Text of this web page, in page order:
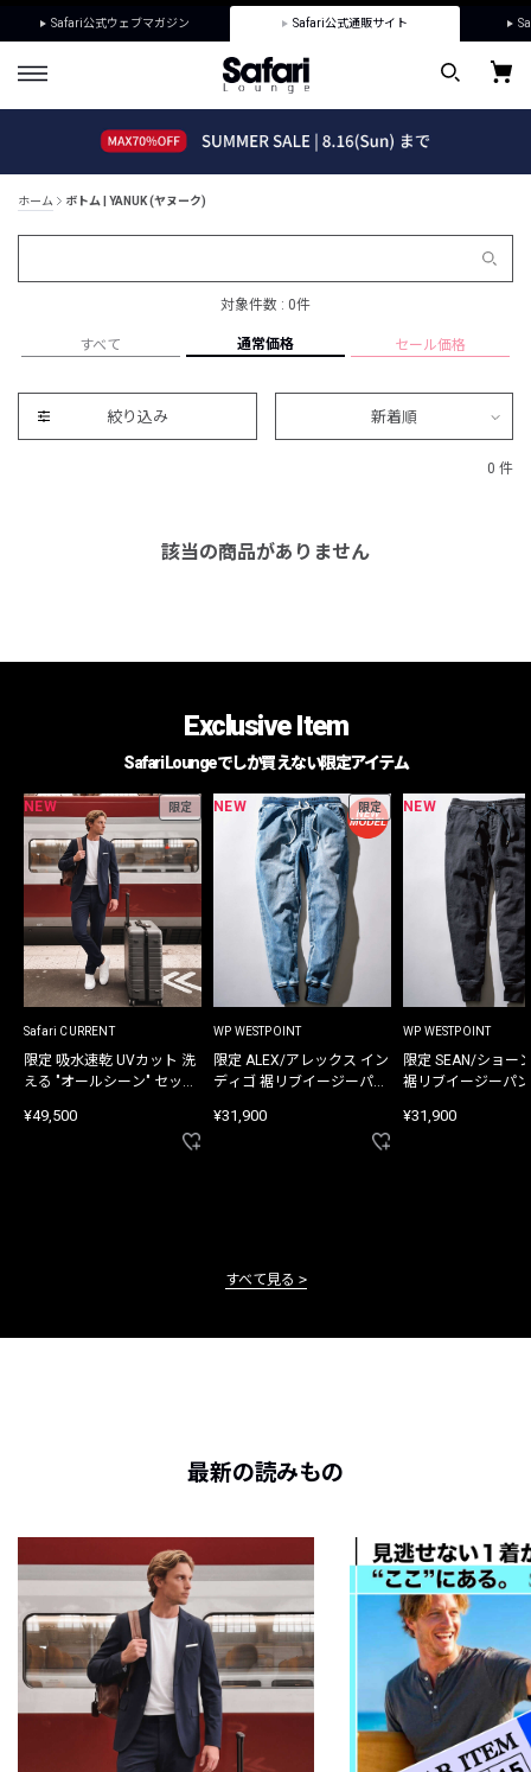
Safari公式ウェブマガジン Safari公式通販サイト
ホーム ボトム | YANUK (ヤヌーク)
対象件数 : 0件
すべて 通常価格 セール価格
絞り込み 新着順
0 件
該当の商品がありません
Exclusive Item
Safari Loungeでしか買えない限定アイテム
NEW 限定
Safari CURRENT
限定 吸水速乾 UVカット 洗
える "オールシーン" セット
¥49,500
NEW 限定
WP WESTPOINT
限定 ALEX/アレックス イン
ディゴ 裾リブイージーパン
¥31,900
NEW
WP WESTPOINT
限定 SEAN/ショー
裾リブイージーパ
¥31,900
すべて見る
最新の読みもの